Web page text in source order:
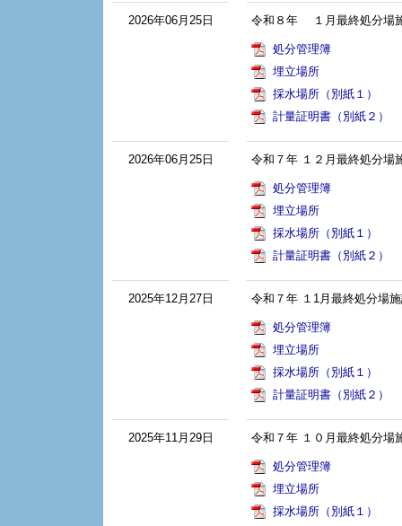
2026年06月25日 令和８年 １月最終処分場
処分管理簿
埋立場所
採水場所（別紙１）
計量証明書（別紙２）
2026年06月25日 令和７年 １２月最終処分場
処分管理簿
埋立場所
採水場所（別紙１）
計量証明書（別紙２）
2025年12月27日 令和７年 １1月最終処分場
処分管理簿
埋立場所
採水場所（別紙１）
計量証明書（別紙２）
2025年11月29日 令和７年 １０月最終処分場
処分管理簿
埋立場所
採水場所（別紙１）